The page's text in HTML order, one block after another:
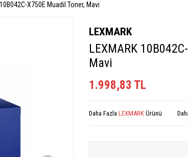
X750E Muadil Toner, Mavi
LEXMARK
LEXMARK
Mavi
1.998,83 TL
Daha Fazla LEXMARK Ürünü